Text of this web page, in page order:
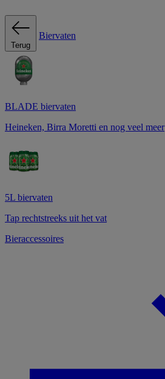
Terug
Biervaten
BLADE biervaten
Heineken, Birra Moretti en nog veel meer
5L biervaten
Tap rechtstreeks uit het vat
Bieraccessoires